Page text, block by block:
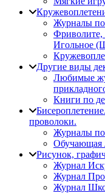
Журналы
Игольное
Другие виды
Любимые
Книги по
проволоки.
Журналы
Обучающая
Рисунок,
Журнал
Журнал
Журнал